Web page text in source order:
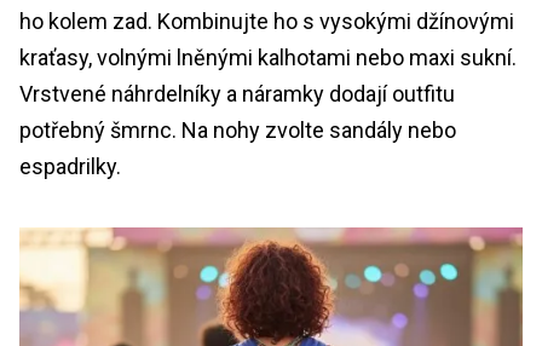
ho kolem zad. Kombinujte ho s vysokými džínovými
kraťasy, volnými lněnými kalhotami nebo maxi sukní.
Vrstvené náhrdelníky a náramky dodají outfitu
potřebný šmrnc. Na nohy zvolte sandály nebo
espadrilky.